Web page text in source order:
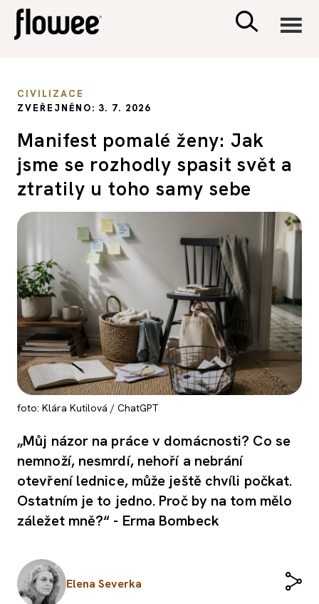
PSYCHOLOGIE
SEX A VZTAHY
PORADNA
CIVILIZACE
ZVEŘEJNĚNO: 3. 7. 2026
Manifest pomalé ženy: Jak
jsme se rozhodly spasit svět a
ztratily u toho samy sebe
foto: Klára Kutilová / ChatGPT
„Můj názor na práce v domácnosti? Co se
nemnoží, nesmrdí, nehoří a nebrání
otevření lednice, může ještě chvíli počkat.
Ostatním je to jedno. Proč by na tom mělo
záležet mně?“ - Erma Bombeck
Elena Severka